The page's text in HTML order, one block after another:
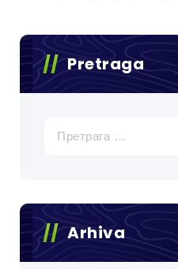
Pretraga
Arhiva